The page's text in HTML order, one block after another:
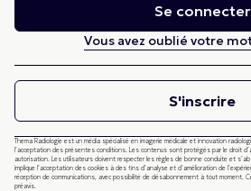
Se connecter
Vous avez oublié votre
S'inscrire
Thema Radiologie est un média spécialisé en imagerie médicale et innovation
l’acceptation des présentes conditions. Les contenus sont protégés par le droit
autorisation. Les utilisateurs doivent respecter les règles de bonne conduite et
implique l’acceptation des cookies à des fins d’analyse et d’amélioration de
réception de communications, avec possibilité de désabonnement à tout
préavis.